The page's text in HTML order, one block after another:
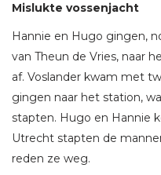
Mislukte vossenjacht
Hannie en Hugo gingen,
van Theun de Vries, naar
af. Voslander kwam met
gingen naar het station,
stapten. Hugo en Hannie
Utrecht stapten de
reden ze weg.